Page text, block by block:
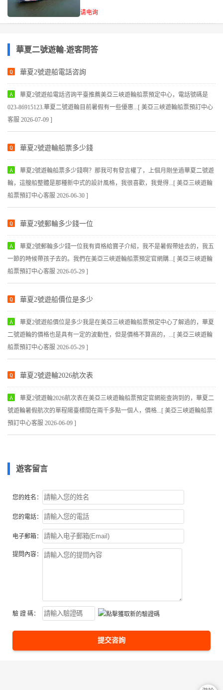
请电询
華夏二號遊輪-遊客問答
華夏2號遊船電話咨詢
華夏2號遊船電話咨詢平臺推薦美亞三峽遊輪船票預定中心，電話號碼是
023-86915123.華夏二號遊輪目前暑假有一些優惠...[ 美亞三峽遊輪船票預訂中心
客服 2026-07-09 ]
華夏2號遊輪船票多少錢
華夏2號遊輪船票多少錢啊？那我可有發言權了，上個月剛坐過華夏二號遊
輪，這艘船整體是那種新中式的設計風格，我很喜歡，我覺得...[ 美亞三峽遊輪
船票預訂中心客服 2026-06-30 ]
華夏2號郵輪多少錢一位
華夏2號郵輪多少錢一位我有資格給寶子介紹，我不是暑假帶娃去的，我五
一節的時候帶孩子去的。我們在美亞三峽遊輪船票預定官網購...[ 美亞三峽遊輪
船票預訂中心客服 2026-05-29 ]
華夏2號遊船價位是多少
華夏2號遊船價位是多少我是在美亞三峽遊輪船票預定中心了解過的，華夏
二號遊輪的價格也是具有一定的波動性，但是價格不算高的，...[ 美亞三峽遊輪
船票預訂中心客服 2026-05-29 ]
華夏2號遊輪2026航次表
華夏2號遊輪2026航次表在美亞三峽遊輪船票預定官網能查詢到的，華夏二
號遊輪暑假航次的單程陽臺標間在兩千多點一個人，價格...[ 美亞三峽遊輪船票
預訂中心客服 2026-06-09 ]
遊客留言
您的姓名：
您的電話：
电子郵箱：
提問內容：
驗 證 碼：
提交咨詢